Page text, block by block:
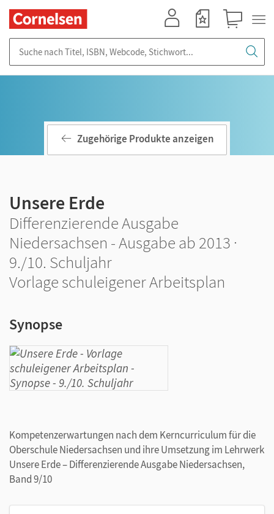
Zugehörige Produkte anzeigen
Unsere Erde
Differenzierende Ausgabe
Niedersachsen - Ausgabe ab 2013 ·
9./10. Schuljahr
Vorlage schuleigener Arbeitsplan
Synopse
Kompetenzerwartungen nach dem Kerncurriculum für die
Oberschule Niedersachsen und ihre Umsetzung im Lehrwerk
Unsere Erde – Differenzierende Ausgabe Niedersachsen,
Band 9/10